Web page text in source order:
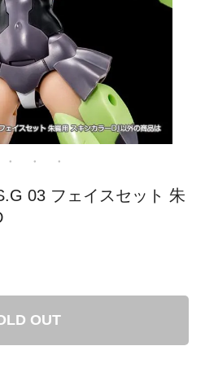
03 フェイスセット 朱
OUT